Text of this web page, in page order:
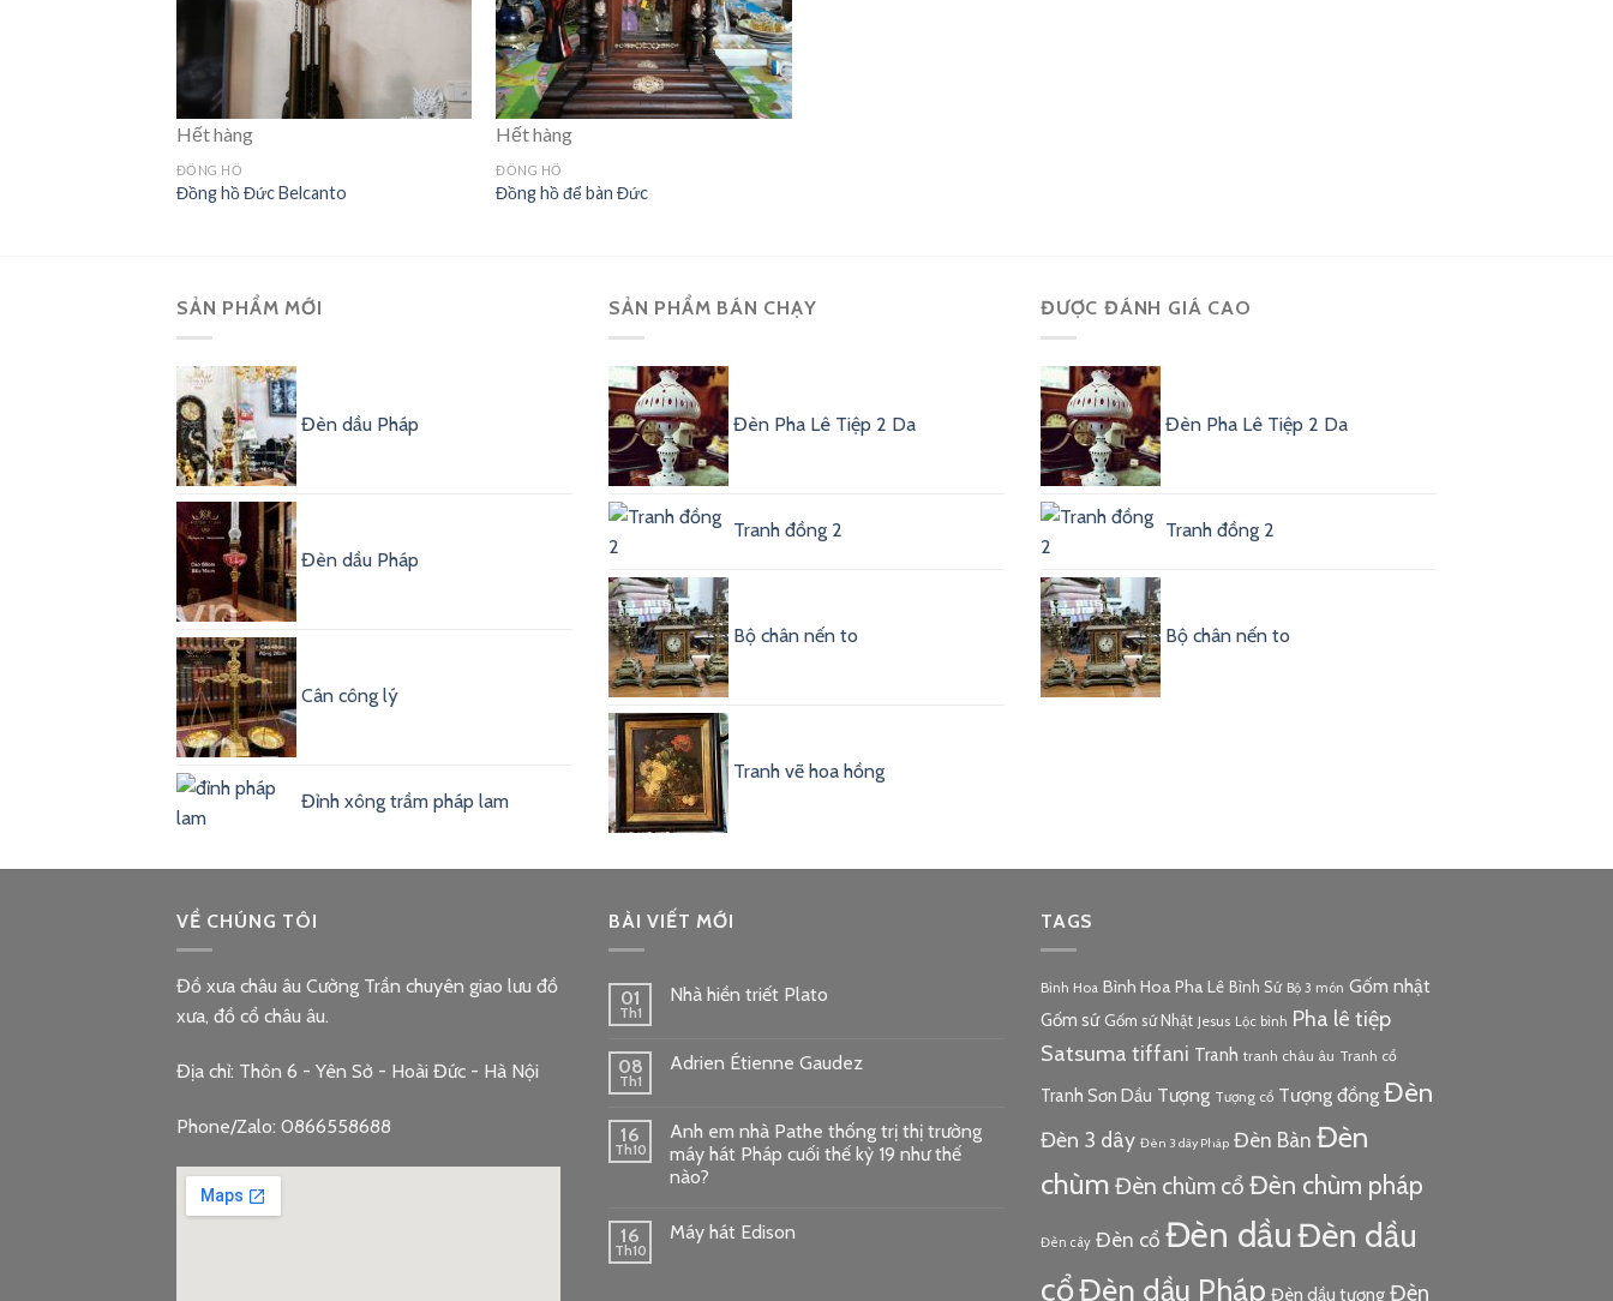
Hết hàng
ĐỒNG HỒ
Đồng hồ Đức Belcanto
Hết hàng
ĐỒNG HỒ
Đồng hồ để bàn Đức
SẢN PHẨM MỚI
Đèn dầu Pháp
Đèn dầu Pháp
Cân công lý
Đỉnh xông trầm pháp lam
SẢN PHẨM BÁN CHẠY
Đèn Pha Lê Tiệp 2 Da
Tranh đồng 2
Bộ chân nến to
Tranh vẽ hoa hồng
ĐƯỢC ĐÁNH GIÁ CAO
Đèn Pha Lê Tiệp 2 Da
Tranh đồng 2
Bộ chân nến to
VỀ CHÚNG TÔI
Đồ xưa châu âu Cường Trần chuyên giao lưu đồ
xưa, đồ cổ châu âu.
Địa chỉ: Thôn 6 - Yên Sở - Hoài Đức - Hà Nội
Phone/Zalo: 0866558688
BÀI VIẾT MỚI
01
Th1
Nhà hiền triết Plato
08
Th1
Adrien Étienne Gaudez
16
Th10
Anh em nhà Pathe thống trị thị trường
máy hát Pháp cuối thế kỷ 19 như thế
nào?
16
Th10
Máy hát Edison
TAGS
Bình Hoa Bình Hoa Pha Lê Bình Sứ Bộ 3 món Gốm nhật
Gốm sứ Gốm sứ Nhật Jesus Lộc bình Pha lê tiệp
Satsuma tiffani Tranh tranh châu âu Tranh cổ
Tranh Sơn Dầu Tượng Tượng cổ Tượng đồng Đèn
Đèn 3 dây Đèn 3 dây Pháp Đèn Bàn Đèn
chùm Đèn chùm cổ Đèn chùm pháp
Đèn cây Đèn cổ Đèn dầuĐèn dầu
cổĐèn dầu Pháp Đèn dầu tượng Đèn